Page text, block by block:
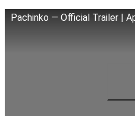
Pachinko — Official Trailer |